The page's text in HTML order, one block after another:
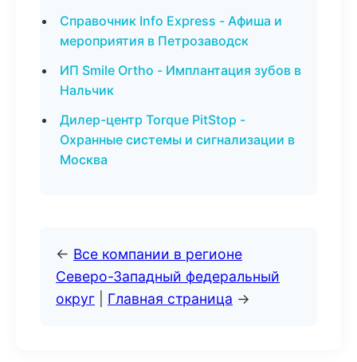
Справочник Info Express - Афиша и
мероприятия в Петрозаводск
ИП Smile Ortho - Имплантация зубов в
Нальчик
Дилер-центр Torque PitStop -
Охранные системы и сигнализации в
Москва
← Все компании в регионе
Северо-Западный федеральный
округ
Главная страница →